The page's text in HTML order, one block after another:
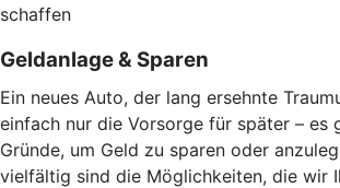
schaffen
Geldanlage & Sparen
Ein neues Auto, der lang ersehnte
einfach nur die Vorsorge für später – es
Gründe, um Geld zu sparen oder
vielfältig sind die Möglichkeiten, die wir